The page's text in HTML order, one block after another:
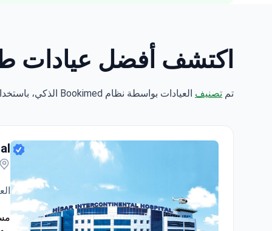
اكتشف أفضل عيادات طب حديثي
تم تصنيف العيادات بواسطة نظام Bookimed الذكي، باستخدام تحليل علوم البيانات عبر 5 معايير رئيسية.